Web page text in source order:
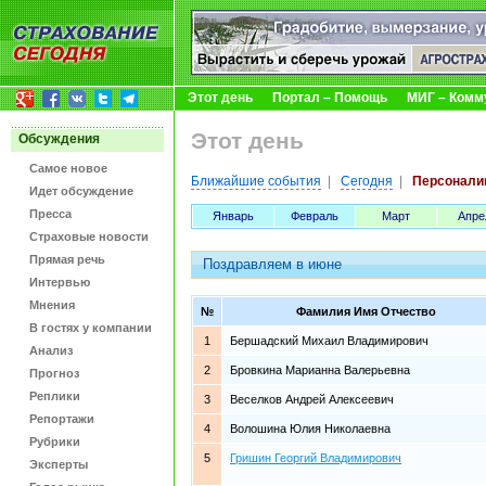
Этот день Портал – Помощь МИГ –
Обсуждения
Самое новое
Идет обсуждение
Пресса
Страховые новости
Прямая речь
Интервью
Мнения
В гостях у компании
Анализ
Прогноз
Реплики
Репортажи
Рубрики
Эксперты
Этот день
Ближайшие события Сегодня
Январь Февраль Март
Поздравляем в июне
№ Фамилия Имя Отчество
1 Бершадский Михаил Владимирович
2 Бровкина Марианна Валерьевна
3 Веселков Андрей Алексеевич
4 Волошина Юлия Николаевна
5 Гришин Георгий Владимирович